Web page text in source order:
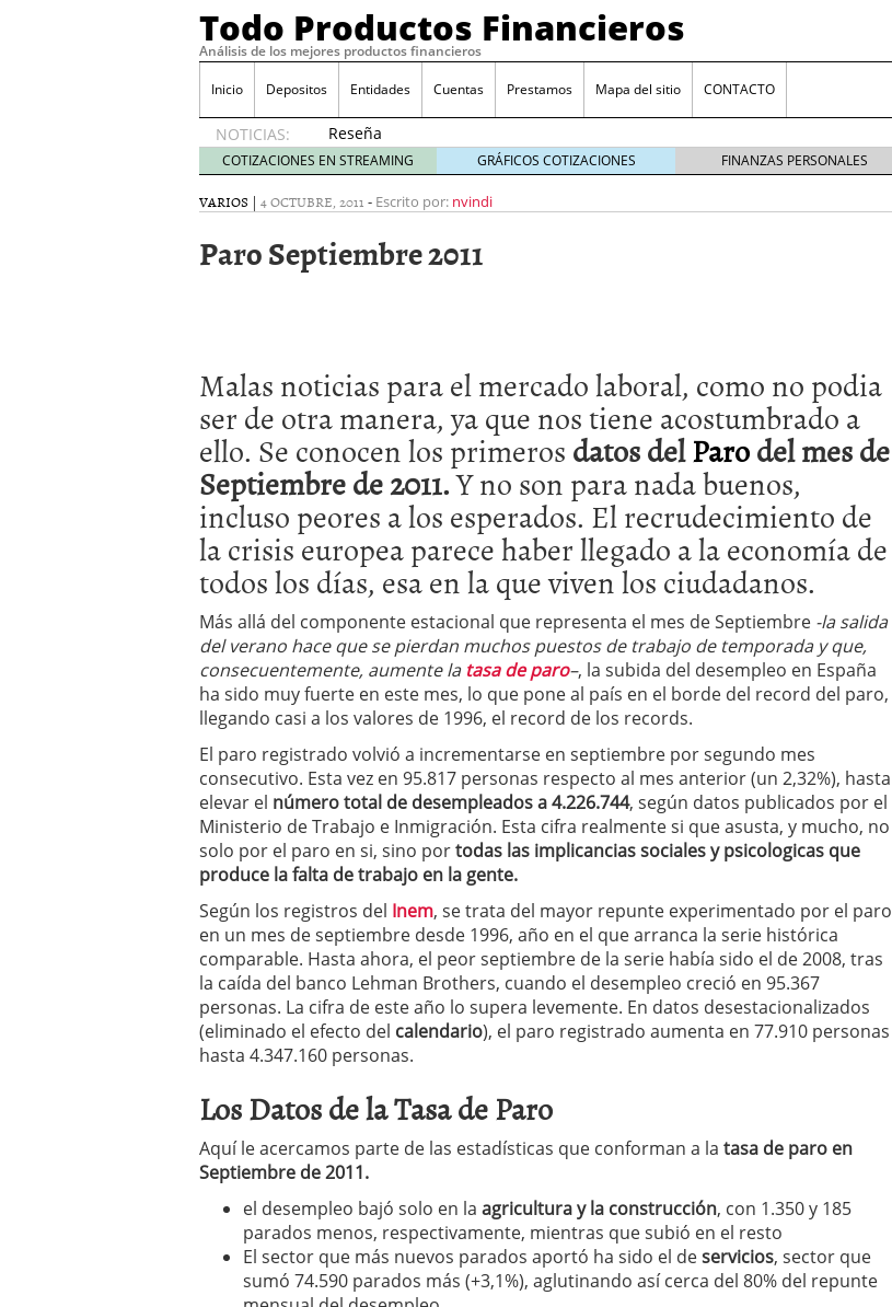
Todo Productos Financieros
Análisis de los mejores productos financieros
Inicio Depositos Entidades Cuentas Prestamos Mapa del sitio CONTACTO
NOTICIAS:
Reseña
de SIFX:
Lo Que
Deben
los
Traders
Ford y GM consiguen licencia bancaria: nuevas perspectivas para productos
financieros ligados al sector automotriz 26/01/2026
¿Por qué el ahorro precautorio sigue al alza entre los hogares? 21/01/2026
Los bancos tradicionales reaccionan: nuevas cuentas al 1,5 % tras la
presión de los neobancos 12/01/2026
Depósitos al 4 % siguen vigentes en varias entidades: ¿qué plazos y
condiciones pedir?
COTIZACIONES EN STREAMING GRÁFICOS COTIZACIONES FINANZAS PERSONALES
VARIOS | 4 OCTUBRE, 2011 - Escrito por: nvindi
Paro Septiembre 2011
Malas noticias para el mercado laboral, como no podia
ser de otra manera, ya que nos tiene acostumbrado a
ello. Se conocen los primerosdatos delParodel mes de
Septiembre de 2011.Y no son para nada buenos,
incluso peores a los esperados. El recrudecimiento de
la crisis europea parece haber llegado a la economía de
todos los días, esa en la que viven los ciudadanos.
Más allá del componente estacional que representa el mes de Septiembre -la salida
del verano hace que se pierdan muchos puestos de trabajo de temporada y que,
consecuentemente, aumente la tasa de paro–, la subida del desempleo en España
ha sido muy fuerte en este mes, lo que pone al país en el borde del record del paro,
llegando casi a los valores de 1996, el record de los records.
El paro registrado volvió a incrementarse en septiembre por segundo mes
consecutivo. Esta vez en 95.817 personas respecto al mes anterior (un 2,32%), hasta
elevar el número total de desempleados a 4.226.744, según datos publicados por el
Ministerio de Trabajo e Inmigración. Esta cifra realmente si que asusta, y mucho, no
solo por el paro en si, sino portodas las implicancias sociales y psicologicas que
produce la falta de trabajo en la gente.
Según los registros del Inem, se trata del mayor repunte experimentado por el paro
en un mes de septiembre desde 1996, año en el que arranca la serie histórica
comparable. Hasta ahora, el peor septiembre de la serie había sido el de 2008, tras
la caída del banco Lehman Brothers, cuando el desempleo creció en 95.367
personas. La cifra de este año lo supera levemente. En datos desestacionalizados
(eliminado el efecto del calendario), el paro registrado aumenta en 77.910 personas
hasta 4.347.160 personas.
Los Datos de la Tasa de Paro
Aquí le acercamos parte de las estadísticas que conforman a la tasa de paro en
Septiembre de 2011.
el desempleo bajó solo en la agricultura y la construcción, con 1.350 y 185
parados menos, respectivamente, mientras que subió en el resto
El sector que más nuevos parados aportó ha sido el deservicios, sector que
sumó 74.590 parados más (+3,1%), aglutinando así cerca del 80% del repunte